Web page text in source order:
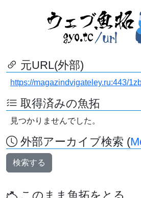
元URL(外部)
https://magazindvigateley.ru:443/
取得済みの魚拓
見つかりませんでした。
外部アーカイブ検索 (
検索する
このまま魚拓をとる